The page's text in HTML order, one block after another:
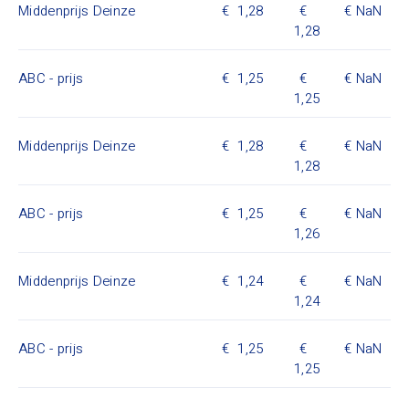
Middenprijs Deinze
1,28
1,28
NaN
ABC - prijs
1,25
1,25
NaN
Middenprijs Deinze
1,28
1,28
NaN
ABC - prijs
1,25
1,26
NaN
Middenprijs Deinze
1,24
1,24
NaN
ABC - prijs
1,25
1,25
NaN